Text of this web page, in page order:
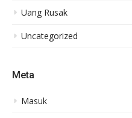
Uang Rusak
Uncategorized
Meta
Masuk